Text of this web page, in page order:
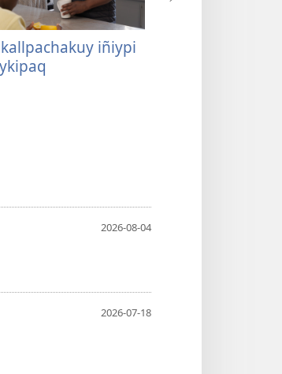
iñiypi
2026-08-04
2026-07-18